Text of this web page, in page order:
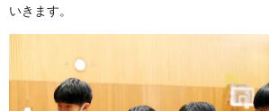
い き ま す 。